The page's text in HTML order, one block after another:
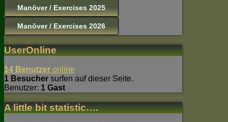
Manöver / Exercises 2025
Manöver / Exercises 2026
UserOnline
14 Benutzer online
1 Besucher surfen auf dieser Seite.
Benutzer: 1 Gast
A little bit statistic….